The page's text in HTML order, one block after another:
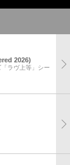
2026)
ラヴ上等」シー